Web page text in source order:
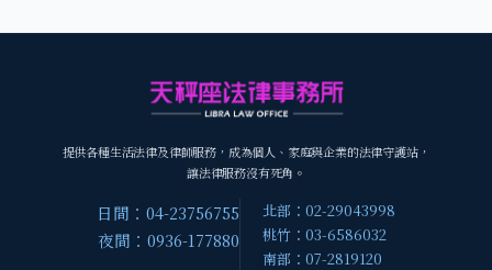
提供各種生活法律及律師服務，成為個人、家庭與企業的法律守護站，
讓法律服務沒有死角。
日間：04-23756755
夜間：0936-177880
北部：02-29043998
桃竹：03-6586032
南部：07-2819120